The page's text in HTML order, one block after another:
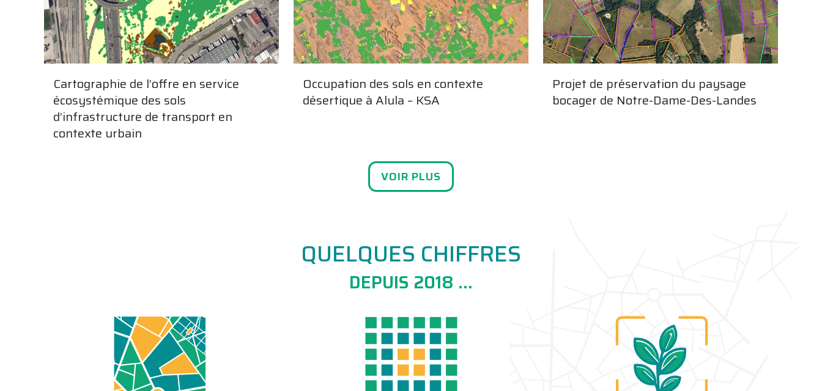
Cartographie de l’offre en service
écosystémique des sols
d’infrastructure de transport en
contexte urbain
Occupation des sols en contexte
désertique à Alula – KSA
Projet de préservation du paysage
bocager de Notre-Dame-Des-Landes
VOIR PLUS
QUELQUES CHIFFRES
DEPUIS 2018 …